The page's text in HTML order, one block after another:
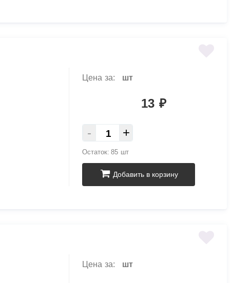
Цена за: шт
13 ₽
- +
Остаток: 85 шт
Добавить в корзину
Цена за: шт